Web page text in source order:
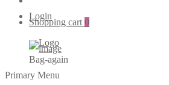
Login
Shopping cart 0
Bag-again
Primary Menu